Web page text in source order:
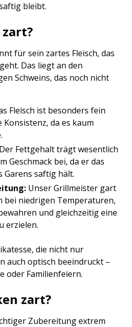
bleibt.
für sein zartes Fleisch, das
Das liegt an den
Schweins, das noch nicht
Fleisch ist besonders fein
Konsistenz, da es kaum
Der Fettgehalt trägt wesentlich
Geschmack bei, da er das
Garens saftig hält.
Unser Grillmeister gart
bei niedrigen Temperaturen,
und gleichzeitig eine
erzielen.
die nicht nur
auch optisch beeindruckt –
oder Familienfeiern.
zart?
Zubereitung extrem